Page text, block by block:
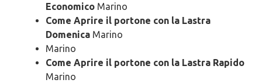
Economico Marino
Come Aprire il portone con la Lastra
Domenica Marino
Marino
Come Aprire il portone con la Lastra Rapido
Marino